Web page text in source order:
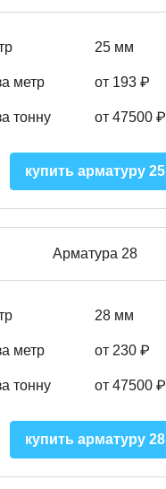
25 мм
метр от 193 ₽
тонну от 47500 ₽
купить арматуру 25
Арматура 28
28 мм
метр от 230 ₽
тонну от 47500 ₽
купить арматуру 28